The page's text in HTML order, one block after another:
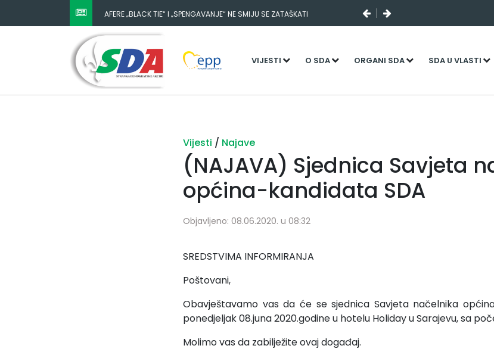
AFERE „BLACK TIE“ I „SPENGAVANJE“ NE SMIJU SE ZATAŠKATI
VIJESTI O SDA ORGANI SDA SDA U VLASTI
Vijesti / Najave
(NAJAVA) Sjednica Savjeta
općina-kandidata SDA
Objavljeno: 08.06.2020. u 08:32
SREDSTVIMA INFORMIRANJA
Poštovani,
Obavještavamo vas da će se sjednica Savjeta načelnika
ponedjeljak 08.juna 2020.godine u hotelu Holiday u Sarajevu, sa
Molimo vas da zabilježite ovaj događaj.